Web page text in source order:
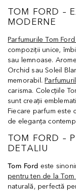
TOM FORD –
MODERNE
Parfumurile Tom
compoziții unice,
sau lemnoase.
Orchid sau Soleil
memorabil.
carisma. Colecțiile
sunt creații
Fiecare parfum este
de eleganța
TOM FORD –
DETALIU
Tom Ford este
pentru ten de la Tom
naturală, perfectă